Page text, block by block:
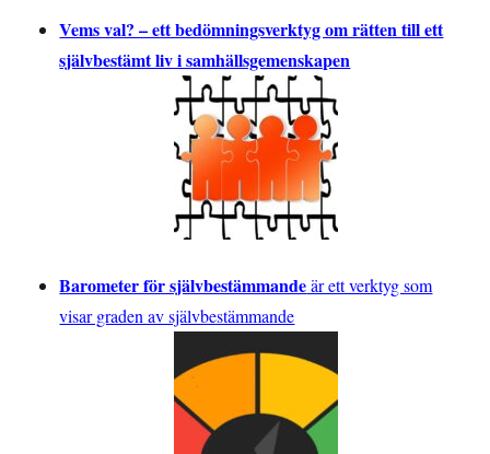
Vems val? – ett bedömningsverktyg om rätten till ett
självbestämt liv i samhällsgemenskapen
Barometer för självbestämmandeär ett verktyg som
visar graden av självbestämmande